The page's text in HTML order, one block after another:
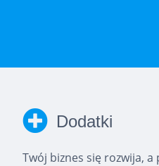
Dodatki
Twój biznes się rozwija,